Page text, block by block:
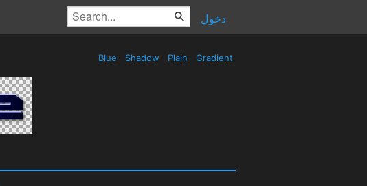
دخول
Blue Shadow Plain Gradient